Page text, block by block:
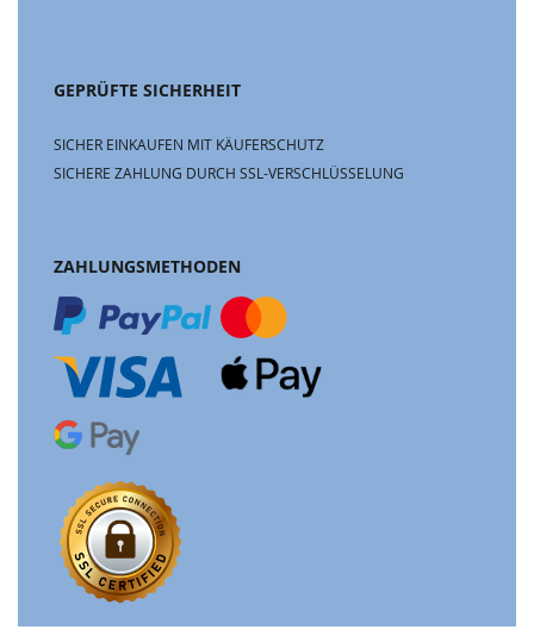
GEPRÜFTE SICHERHEIT
SICHER EINKAUFEN MIT KÄUFERSCHUTZ
SICHERE ZAHLUNG DURCH SSL-VERSCHLÜSSELUNG
ZAHLUNGSMETHODEN